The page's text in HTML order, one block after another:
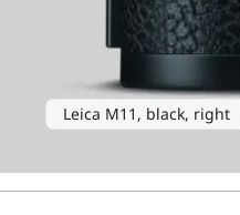
Leica M11, black, right